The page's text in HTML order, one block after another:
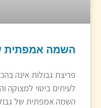
השמה אמפתית
פריצת גבולות אינה
לעיתים ביטוי למצוקה
השמה אמפתית של